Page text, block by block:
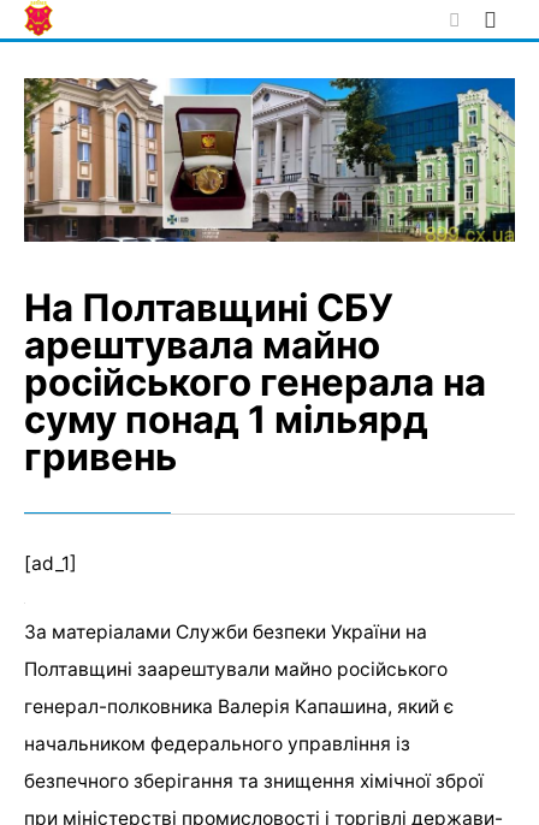
Skip
to
На Полтавщині СБУ
арештувала майно
російського генерала на
суму понад 1 мільярд
гривень
[ad_1]
За матеріалами Служби безпеки України на
Полтавщині заарештували майно російського
генерал-полковника Валерія Капашина, який є
начальником федерального управління із
безпечного зберігання та знищення хімічної зброї
при міністерстві промисловості і торгівлі держави-